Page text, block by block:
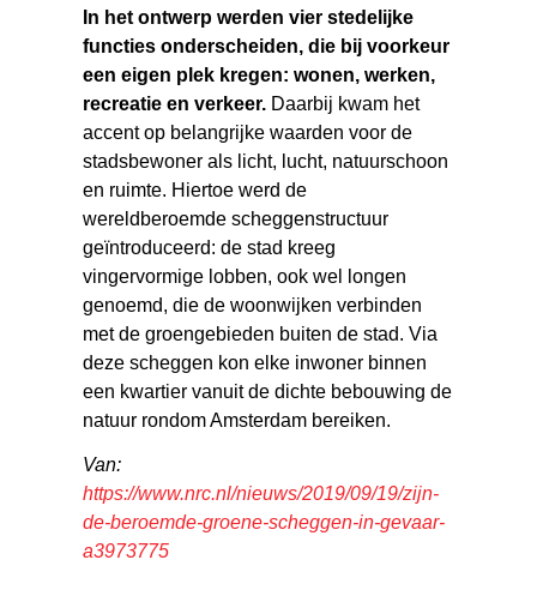
In het ontwerp werden vier stedelijke
functies onderscheiden, die bij voorkeur
een eigen plek kregen: wonen, werken,
recreatie en verkeer. Daarbij kwam het
accent op belangrijke waarden voor de
stadsbewoner als licht, lucht, natuurschoon
en ruimte. Hiertoe werd de
wereldberoemde scheggenstructuur
geïntroduceerd: de stad kreeg
vingervormige lobben, ook wel longen
genoemd, die de woonwijken verbinden
met de groengebieden buiten de stad. Via
deze scheggen kon elke inwoner binnen
een kwartier vanuit de dichte bebouwing de
natuur rondom Amsterdam bereiken.
Van:
https://www.nrc.nl/nieuws/2019/09/19/zijn-
de-beroemde-groene-scheggen-in-gevaar-
a3973775